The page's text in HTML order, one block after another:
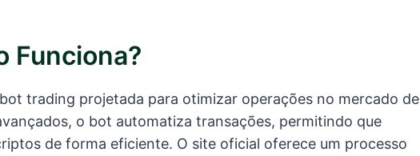
Funciona?
trading projetada para otimizar operações no mercado de
o bot automatiza transações, permitindo que
de forma eficiente. O site oficial oferece um processo